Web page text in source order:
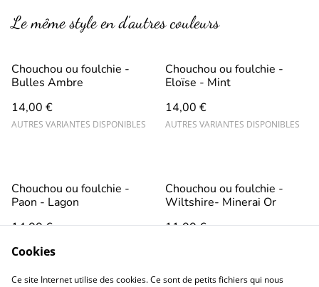
Le même style en d’autres couleurs
Chouchou ou foulchie -
Bulles Ambre
14,00 €
AUTRES VARIANTES DISPONIBLES
Chouchou ou foulchie -
Eloïse - Mint
14,00 €
AUTRES VARIANTES DISPONIBLES
Chouchou ou foulchie -
Paon - Lagon
14,00 €
AUTRES VARIANTES DISPONIBLES
Chouchou ou foulchie -
Wiltshire- Minerai Or
11,00 €
Cookies
Ce site Internet utilise des cookies. Ce sont de petits fichiers qui nous